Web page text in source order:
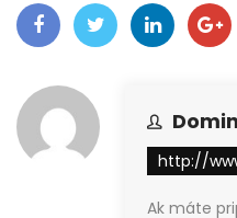
http://
Ak máte